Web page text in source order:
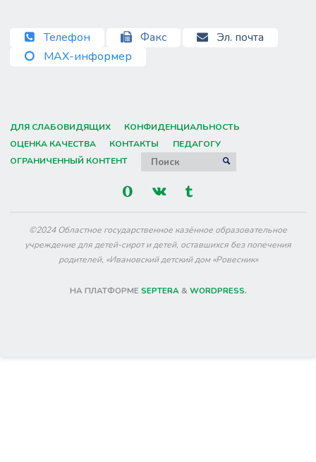
Телефон Факс
Эл. почта
MAX-информер
ДЛЯ СЛАБОВИДЯЩИХ
КОНФИДЕНЦИАЛЬНОСТЬ
ОЦЕНКА КАЧЕСТВА
КОНТАКТЫ
ПЕДАГОГУ
ОГРАНИЧЕННЫЙ КОНТЕНТ
ПОИСК
©2024 Областное государственное казённое образовательное
учреждение для детей-сирот и детей, оставшихся без попечения
родителей, «Ивановский детский дом «Ровесник»
НА ПЛАТФОРМЕ SEPTERA& WORDPRESS.